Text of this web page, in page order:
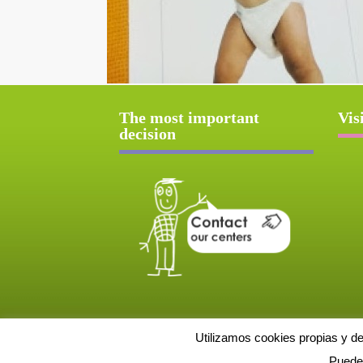
The most important
decision
Utilizamos cookies propias y